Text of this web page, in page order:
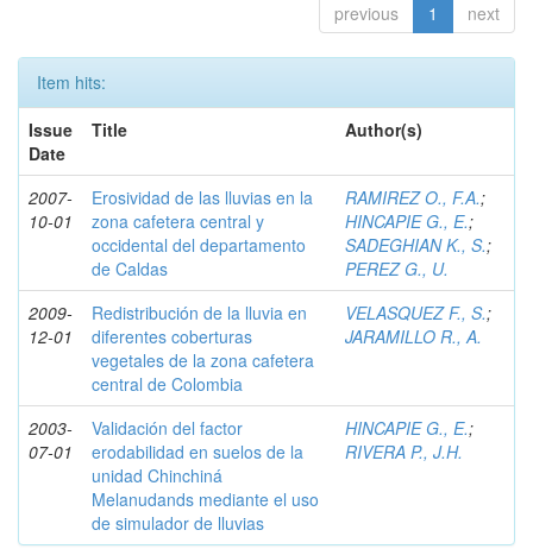
previous 1 next
Item hits:
Issue
Date
Title Author(s)
2007-
10-01
Erosividad de las lluvias en la
zona cafetera central y
occidental del departamento
de Caldas
RAMIREZ O., F.A.;
HINCAPIE G., E.;
SADEGHIAN K., S.;
PEREZ G., U.
2009-
12-01
Redistribución de la lluvia en
diferentes coberturas
vegetales de la zona cafetera
central de Colombia
VELASQUEZ F., S.;
JARAMILLO R., A.
2003-
07-01
Validación del factor
erodabilidad en suelos de la
unidad Chinchiná
Melanudands mediante el uso
de simulador de lluvias
HINCAPIE G., E.;
RIVERA P., J.H.